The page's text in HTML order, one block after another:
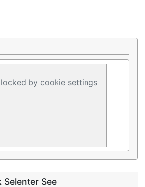
by cookie settings
Selenter See